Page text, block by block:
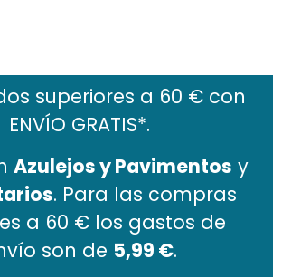
superiores a 60 € con
ENVÍO GRATIS*.
Azulejos y Pavimentos y
. Para las compras
a 60 € los gastos de
son de 5,99 €.